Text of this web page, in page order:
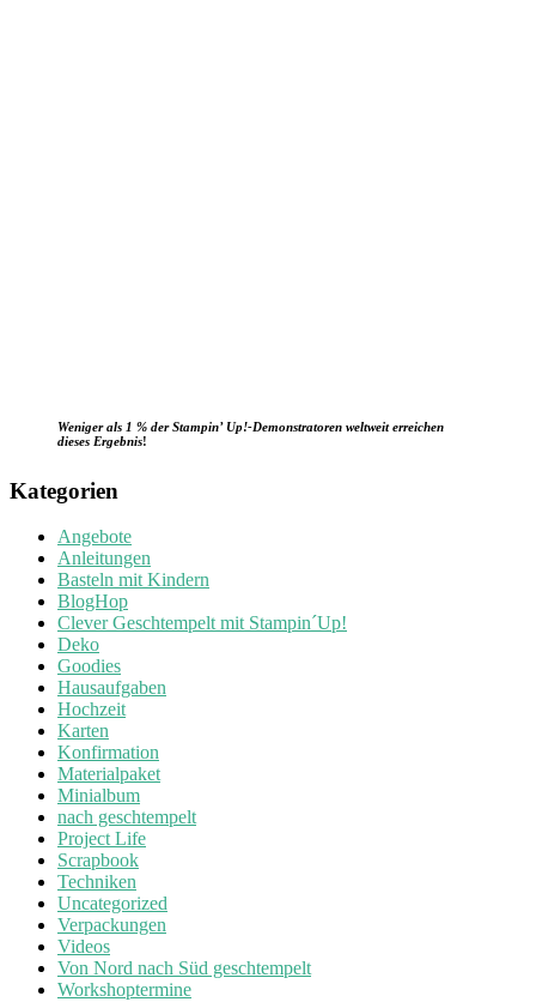
Weniger als 1 % der Stampin’ Up!-Demonstratoren weltweit erreichen
dieses Ergebnis!
Kategorien
Angebote
Anleitungen
Basteln mit Kindern
BlogHop
Clever Geschtempelt mit Stampin´Up!
Deko
Goodies
Hausaufgaben
Hochzeit
Karten
Konfirmation
Materialpaket
Minialbum
nach geschtempelt
Project Life
Scrapbook
Techniken
Uncategorized
Verpackungen
Videos
Von Nord nach Süd geschtempelt
Workshoptermine